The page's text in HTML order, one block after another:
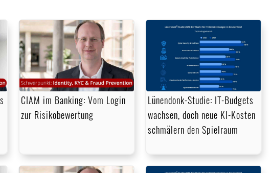
CIAM im Banking: Vom Login
zur Risikobewertung
Lünendonk-Studie: IT-Budgets
wachsen, doch neue KI-Kosten
schmälern den Spielraum